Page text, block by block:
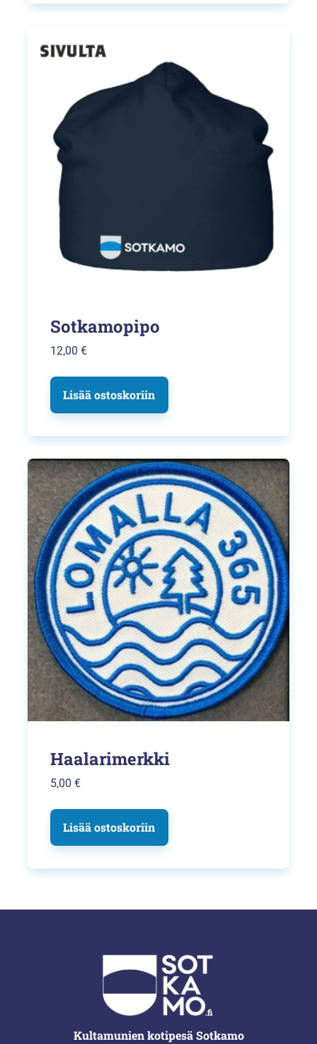
Sotkamopipo
12,00 €
Lisää ostoskoriin
Haalarimerkki
5,00 €
Lisää ostoskoriin
Kultamunien kotipesä Sotkamo